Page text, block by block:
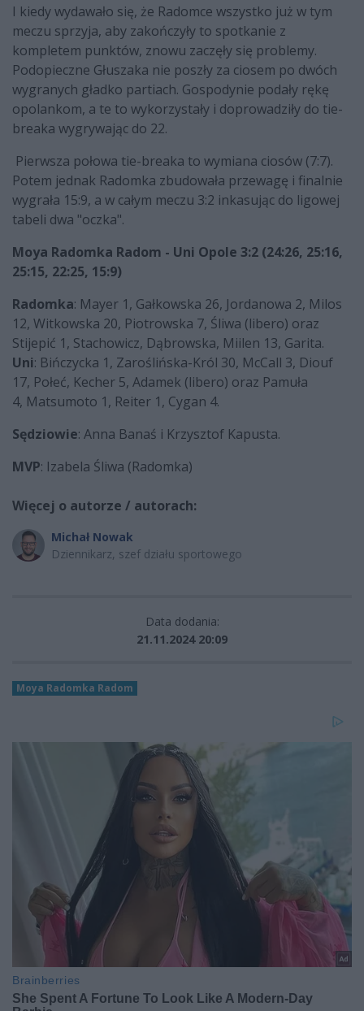
I kiedy wydawało się, że Radomce wszystko już w tym
meczu sprzyja, aby zakończyły to spotkanie z
kompletem punktów, znowu zaczęły się problemy.
Podopieczne Głuszaka nie poszły za ciosem po dwóch
wygranych gładko partiach. Gospodynie podały rękę
opolankom, a te to wykorzystały i doprowadziły do tie-
breaka wygrywając do 22.
Pierwsza połowa tie-breaka to wymiana ciosów (7:7).
Potem jednak Radomka zbudowała przewagę i finalnie
wygrała 15:9, a w całym meczu 3:2 inkasując do ligowej
tabeli dwa "oczka".
Moya Radomka Radom - Uni Opole 3:2 (24:26, 25:16,
25:15, 22:25, 15:9)
Radomka: Mayer 1, Gałkowska 26, Jordanowa 2, Milos
12, Witkowska 20, Piotrowska 7, Śliwa (libero) oraz
Stijepić 1, Stachowicz, Dąbrowska, Miilen 13, Garita.
Uni: Bińczycka 1, Zaroślińska-Król 30, McCall 3, Diouf
17, Połeć, Kecher 5, Adamek (libero) oraz Pamuła
4, Matsumoto 1, Reiter 1, Cygan 4.
Sędziowie: Anna Banaś i Krzysztof Kapusta.
MVP: Izabela Śliwa (Radomka)
Więcej o autorze / autorach:
Michał Nowak
Dziennikarz, szef działu sportowego
Data dodania:
21.11.2024 20:09
Moya Radomka Radom